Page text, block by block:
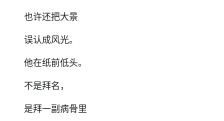
也许还把大景
误认成风光。
他在纸前低头。
不是拜名，
是拜一副病骨里